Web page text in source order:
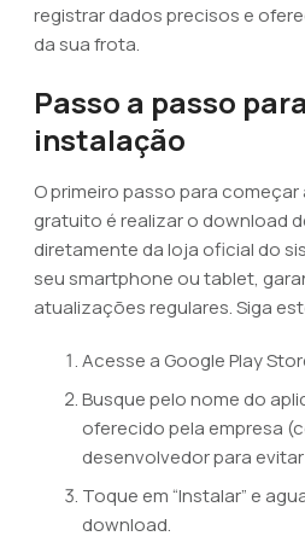
registrar dados precisos e
da sua frota.
Passo a passo
instalação
O primeiro passo para
gratuito é realizar o download
diretamente da loja oficial do
seu smartphone ou tablet,
atualizações regulares. Siga
Acesse a Google Play
Busque pelo nome do
oferecido pela empresa
desenvolvedor para
Toque em “Instalar” e
download.